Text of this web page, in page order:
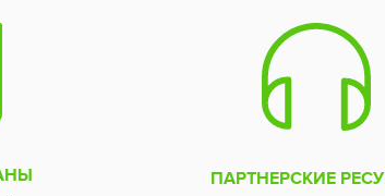
ПАРТНЕРСКИЕ